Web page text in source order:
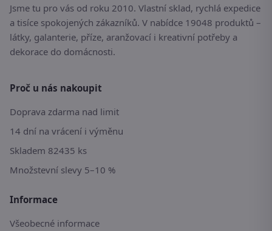
Jsme tu pro vás od roku 2010. Vlastní sklad, rychlá expedice
a tisíce spokojených zákazníků. V nabídce 19048 produktů –
látky, galanterie, příze, aranžovací i kreativní potřeby a
dekorace do domácnosti.
Proč u nás nakoupit
Doprava zdarma nad limit
14 dní na vrácení i výměnu
Skladem 82435 ks
Množstevní slevy 5–10 %
Informace
Všeobecné informace